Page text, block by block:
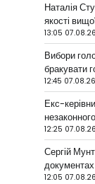
Наталія
якості
13:05 07.08.26
Вибори
бракувати
12:45 07.08.26
Екс-
12:25 07.08.26
Сергій
документах
12:05 07.08.26